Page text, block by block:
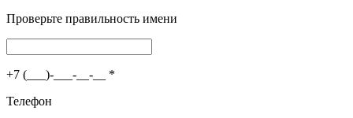
Проверьте правильность имени
+7 (___)-___-__-__ *
Телефон